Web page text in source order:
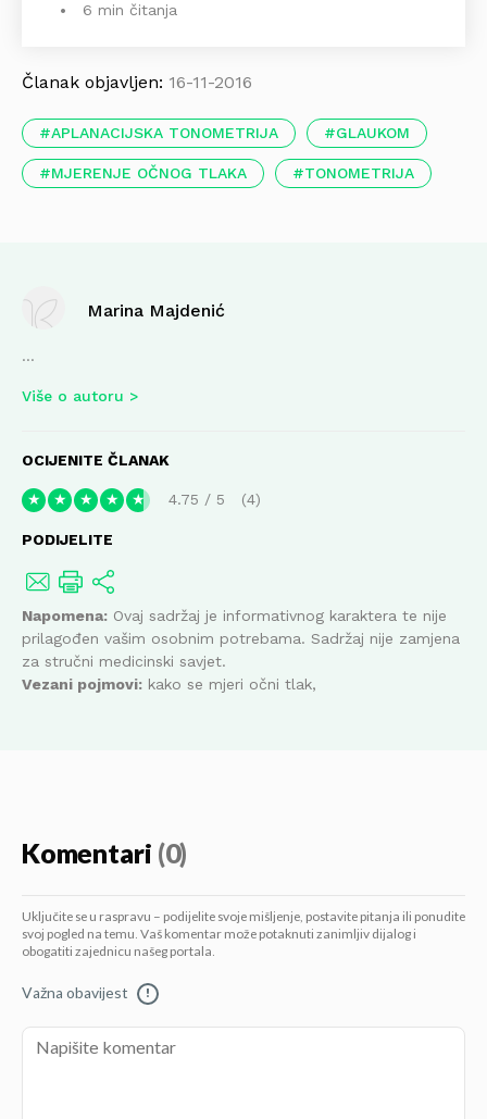
6 min čitanja
Članak objavljen: 16-11-2016
APLANACIJSKA TONOMETRIJA GLAUKOM
MJERENJE OČNOG TLAKA TONOMETRIJA
Marina Majdenić
...
Više o autoru
OCIJENITE ČLANAK
★ ★ ★ ★ ★ 4.75 / 5 4
PODIJELITE
Napomena: Ovaj sadržaj je informativnog karaktera te nije
prilagođen vašim osobnim potrebama. Sadržaj nije zamjena
za stručni medicinski savjet.
Vezani pojmovi: kako se mjeri očni tlak,
Komentari (0)
Uključite se u raspravu – podijelite svoje mišljenje, postavite pitanja ili ponudite
svoj pogled na temu. Vaš komentar može potaknuti zanimljiv dijalog i
obogatiti zajednicu našeg portala.
Važna obavijest !